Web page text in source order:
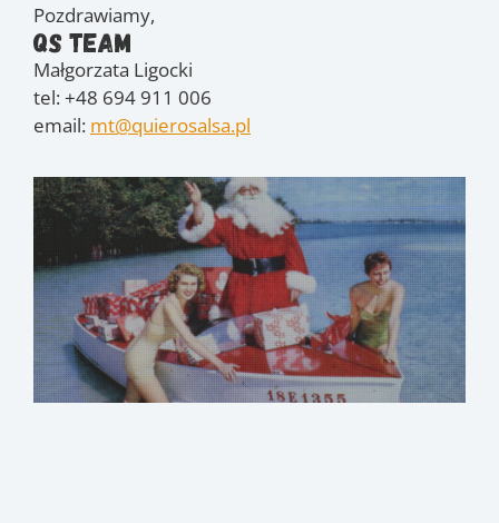
Pozdrawiamy,
QS Team
Małgorzata Ligocki
tel: +48 694 911 006
email: mt@quierosalsa.pl